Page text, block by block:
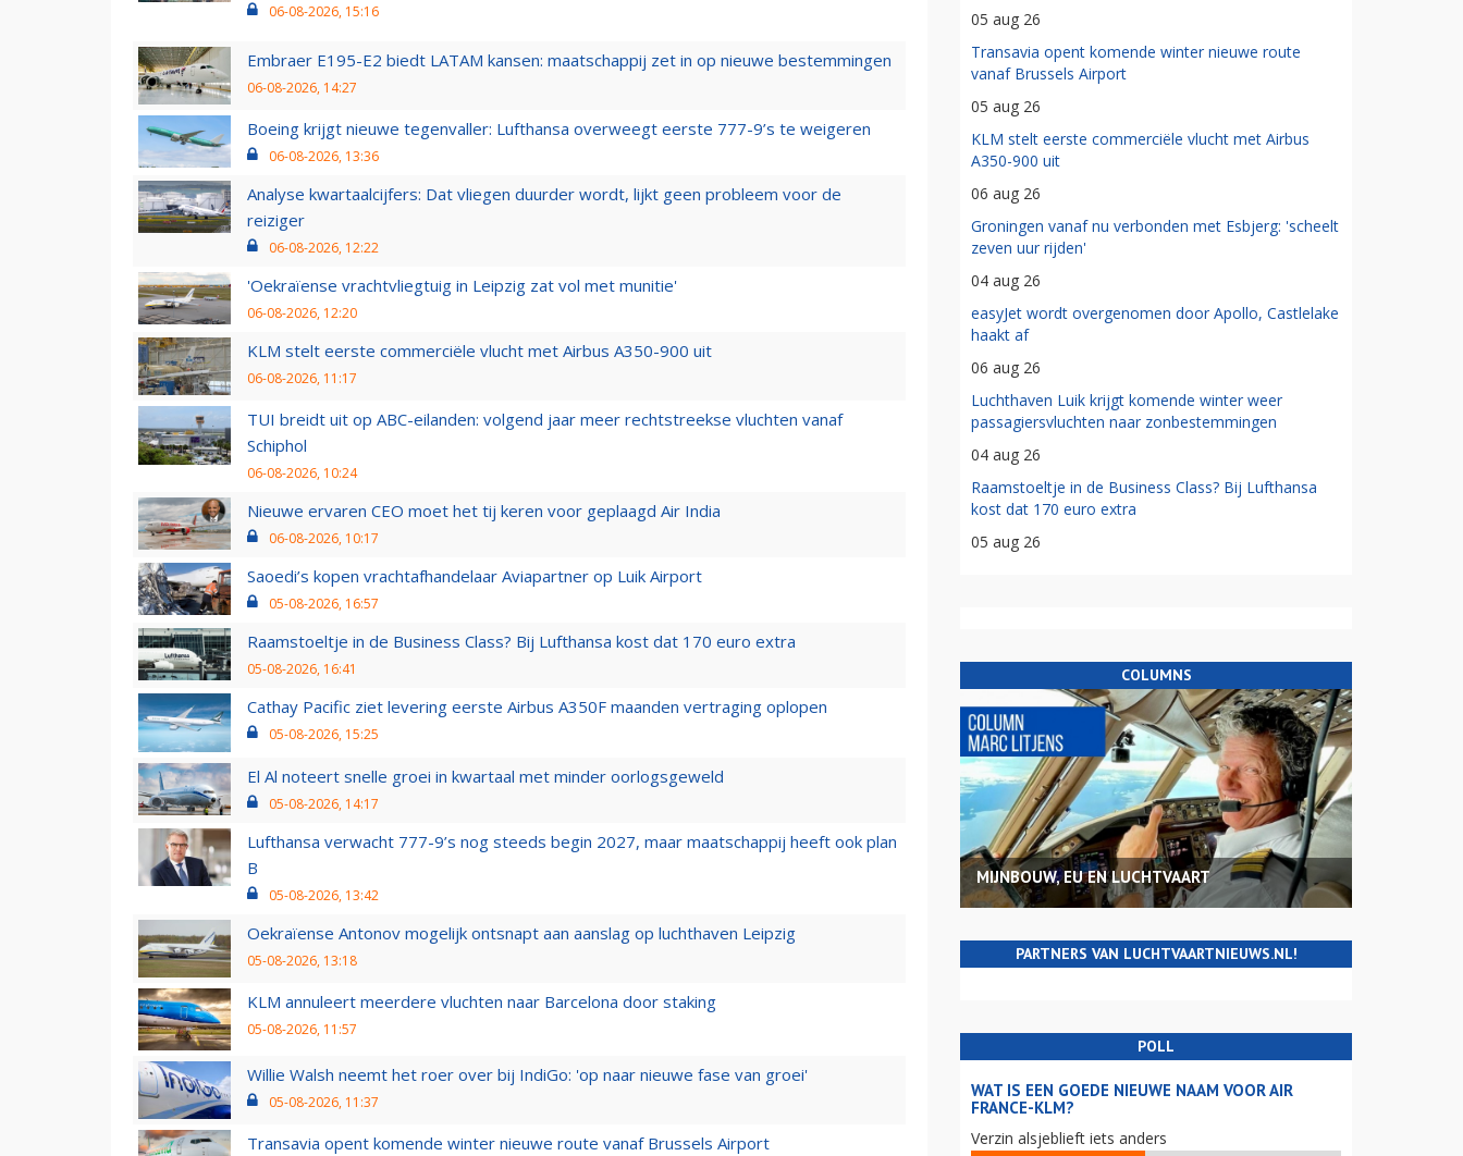
06-08-2026, 15:16
Embraer E195-E2 biedt LATAM kansen: maatschappij zet in op nieuwe bestemmingen
06-08-2026, 14:27
Boeing krijgt nieuwe tegenvaller: Lufthansa overweegt eerste 777-9’s te weigeren
06-08-2026, 13:36
Analyse kwartaalcijfers: Dat vliegen duurder wordt, lijkt geen probleem voor de
reiziger
06-08-2026, 12:22
'Oekraïense vrachtvliegtuig in Leipzig zat vol met munitie'
06-08-2026, 12:20
KLM stelt eerste commerciële vlucht met Airbus A350-900 uit
06-08-2026, 11:17
TUI breidt uit op ABC-eilanden: volgend jaar meer rechtstreekse vluchten vanaf
Schiphol
06-08-2026, 10:24
Nieuwe ervaren CEO moet het tij keren voor geplaagd Air India
06-08-2026, 10:17
Saoedi’s kopen vrachtafhandelaar Aviapartner op Luik Airport
05-08-2026, 16:57
Raamstoeltje in de Business Class? Bij Lufthansa kost dat 170 euro extra
05-08-2026, 16:41
Cathay Pacific ziet levering eerste Airbus A350F maanden vertraging oplopen
05-08-2026, 15:25
El Al noteert snelle groei in kwartaal met minder oorlogsgeweld
05-08-2026, 14:17
Lufthansa verwacht 777-9’s nog steeds begin 2027, maar maatschappij heeft ook plan
B
05-08-2026, 13:42
Oekraïense Antonov mogelijk ontsnapt aan aanslag op luchthaven Leipzig
05-08-2026, 13:18
KLM annuleert meerdere vluchten naar Barcelona door staking
05-08-2026, 11:57
Willie Walsh neemt het roer over bij IndiGo: 'op naar nieuwe fase van groei'
05-08-2026, 11:37
Transavia opent komende winter nieuwe route vanaf Brussels Airport
05 aug 26
Transavia opent komende winter nieuwe route
vanaf Brussels Airport
05 aug 26
KLM stelt eerste commerciële vlucht met Airbus
A350-900 uit
06 aug 26
Groningen vanaf nu verbonden met Esbjerg: 'scheelt
zeven uur rijden'
04 aug 26
easyJet wordt overgenomen door Apollo, Castlelake
haakt af
06 aug 26
Luchthaven Luik krijgt komende winter weer
passagiersvluchten naar zonbestemmingen
04 aug 26
Raamstoeltje in de Business Class? Bij Lufthansa
kost dat 170 euro extra
05 aug 26
COLUMNS
MIJNBOUW, EU EN LUCHTVAART
PARTNERS VAN LUCHTVAARTNIEUWS.NL!
POLL
WAT IS EEN GOEDE NIEUWE NAAM VOOR AIR
FRANCE-KLM?
Verzin alsjeblieft iets anders